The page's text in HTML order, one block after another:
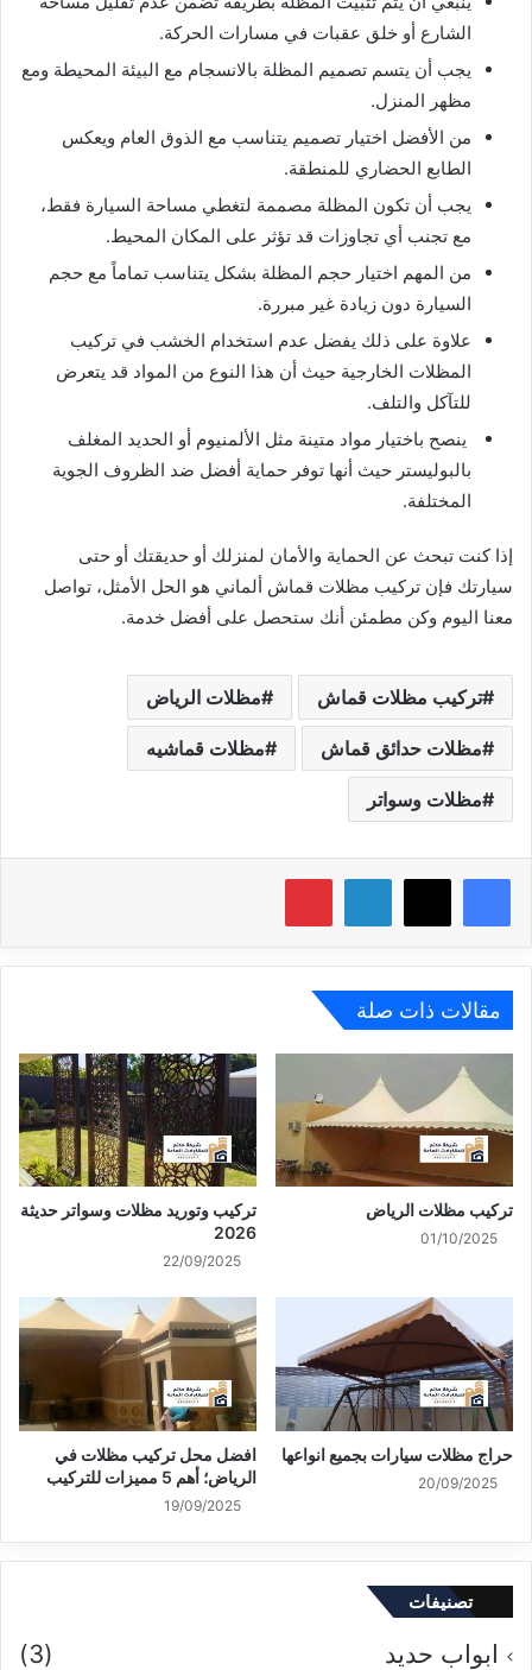
الشارع أو خلق عقبات في مسارات الحركة.
يجب أن يتسم تصميم المظلة بالانسجام مع البيئة المحيطة ومع
مظهر المنزل.
من الأفضل اختيار تصميم يتناسب مع الذوق العام ويعكس
الطابع الحضاري للمنطقة.
يجب أن تكون المظلة مصممة لتغطي مساحة السيارة فقط،
مع تجنب أي تجاوزات قد تؤثر على المكان المحيط.
من المهم اختيار حجم المظلة بشكل يتناسب تماماً مع حجم
السيارة دون زيادة غير مبررة.
علاوة على ذلك يفضل عدم استخدام الخشب في تركيب
المظلات الخارجية حيث أن هذا النوع من المواد قد يتعرض
للتآكل والتلف.
ينصح باختيار مواد متينة مثل الألمنيوم أو الحديد المغلف
بالبوليستر حيث أنها توفر حماية أفضل ضد الظروف الجوية
المختلفة.
إذا كنت تبحث عن الحماية والأمان لمنزلك أو حديقتك أو حتى
سيارتك فإن تركيب مظلات قماش ألماني هو الحل الأمثل، تواصل
معنا اليوم وكن مطمئن أنك ستحصل على أفضل خدمة.
تركيب مظلات قماش مظلات الرياض
مظلات حدائق قماش مظلات قماشيه
مظلات وسواتر
فيسبوك
X لينكدإنبينتيريست
مقالات ذات صلة
تركيب مظلات الرياض
01/10/2025
تركيب وتوريد مظلات وسواتر حديثة
2026
22/09/2025
حراج مظلات سيارات بجميع انواعها
20/09/2025
افضل محل تركيب مظلات في
الرياض؛ أهم 5 مميزات للتركيب
19/09/2025
تصنيفات
ابواب حديد
(3)